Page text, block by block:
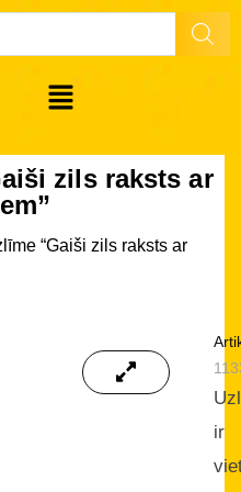
zils raksts ar
“Gaiši zils raksts ar
ir